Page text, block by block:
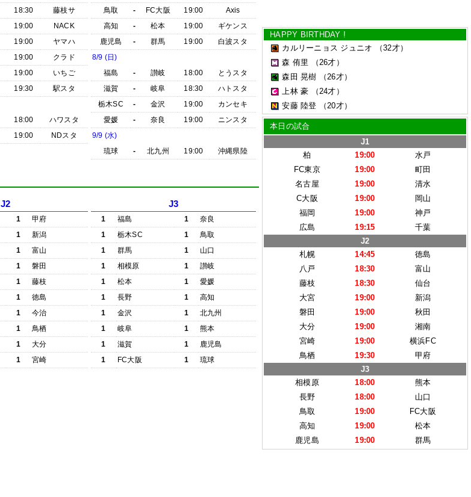
18:30
藤枝サ
19:00
NACK
19:00
ヤマハ
19:00
クラド
19:00
いちご
19:30
駅スタ
18:00
ハワスタ
19:00 NDスタ
鳥取
- FC大阪 19:00
Axis
高知
- 松本 19:00
ギケンス
鹿児島
- 群馬 19:00
白波スタ
8/9 (日)
福島
- 讃岐 18:00
とうスタ
滋賀
- 岐阜 18:30
ハトスタ
栃木SC
- 金沢 19:00
カンセキ
愛媛
- 奈良 19:00
ニンスタ
9/9 (水)
琉球
- 北九州 19:00 沖縄県陸
J2
1
甲府
1
新潟
1
富山
1
磐田
1
藤枝
1
徳島
1
今治
1
鳥栖
1
大分
1 宮崎
J3
1 福島 1
奈良
1
栃木SC 1
鳥取
1
群馬 1
山口
1
相模原 1
讃岐
1
松本 1
愛媛
1
長野 1
高知
1
金沢 1
北九州
1
岐阜 1
熊本
1
滋賀 1
鹿児島
1
FC大阪 1 琉球
HAPPY BIRTHDAY !
カルリーニョス ジュニオ
（32才）
森 侑里
（26才）
森田 晃樹
（26才）
上林 豪
（24才）
安藤 陸登
（20才）
本日の試合
J1
柏
19:00
水戸
FC東京
19:00
町田
名古屋
19:00
清水
C大阪
19:00
岡山
福岡
19:00
神戸
広島
19:15
千葉
J2
札幌
14:45
徳島
八戸
18:30
富山
藤枝
18:30
仙台
大宮
19:00
新潟
磐田
19:00
秋田
大分
19:00
湘南
宮崎
19:00
横浜FC
鳥栖
19:30
甲府
J3
相模原
18:00
熊本
長野
18:00
山口
鳥取
19:00
FC大阪
高知
19:00
松本
鹿児島
19:00 群馬